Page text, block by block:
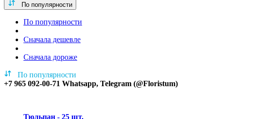
По популярности
По популярности
Сначала дешевле
Сначала дороже
По популярности
+7 965 092-00-71 Whatsapp, Telegram (@Floristum)
Тюльпан - 25 шт.